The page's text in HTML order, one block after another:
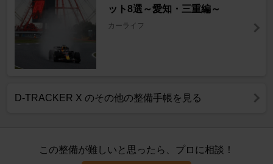
ット8選～愛知・三重編～
カーライフ
D-TRACKER X のその他の整備手帳を見る
この整備が難しいと思ったら、プロに相談！